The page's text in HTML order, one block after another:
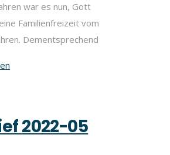
war es nun, Gott
Familienfreizeit vom
Dementsprechend
2022-05